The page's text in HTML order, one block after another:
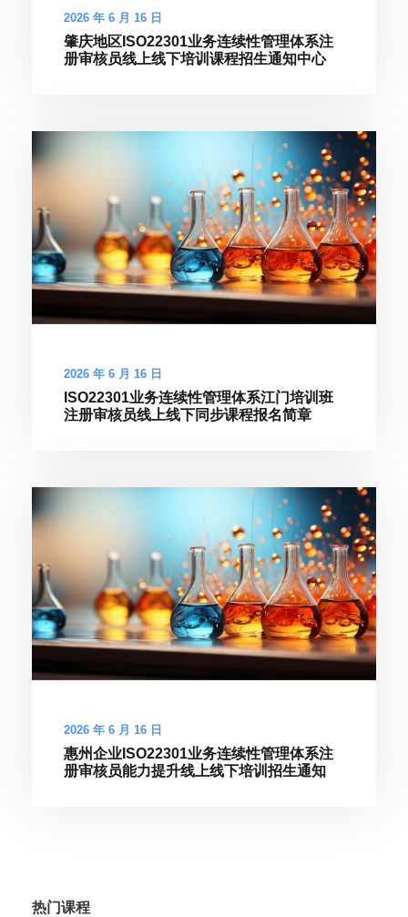
2026 年 6 月 16 日
肇庆地区ISO22301业务连续性管理体系注
册审核员线上线下培训课程招生通知中心
2026 年 6 月 16 日
ISO22301业务连续性管理体系江门培训班
注册审核员线上线下同步课程报名简章
2026 年 6 月 16 日
惠州企业ISO22301业务连续性管理体系注
册审核员能力提升线上线下培训招生通知
热门课程